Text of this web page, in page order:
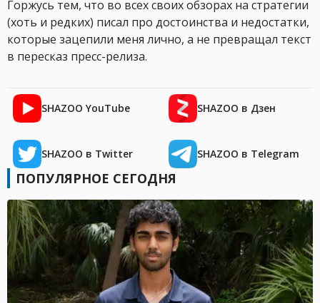
Горжусь тем, что во всех своих обзорах на стратегии
(хоть и редких) писал про достоинства и недостатки,
которые зацепили меня лично, а не превращал текст
в пересказ пресс-релиза.
SHAZOO YouTube SHAZOO в Дзен
SHAZOO в Twitter SHAZOO в Telegram
ПОПУЛЯРНОЕ СЕГОДНЯ